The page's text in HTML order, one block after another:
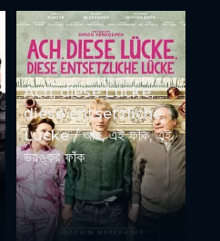
Ach, diese Lücke,
diese entsetzliche
Lücke / আহ, এই ফাঁক, এই
ভয়ঙ্কর ফাঁক